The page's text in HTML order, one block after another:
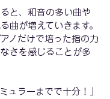
と、和音の多い曲や
曲が増えていきます。
ノだけで培った指の力
さを感じることが多
ュラーまでで十分！」